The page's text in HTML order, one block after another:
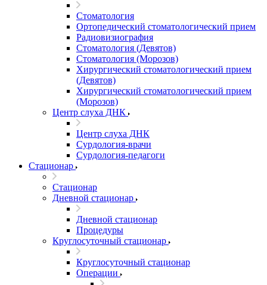
Стоматология
Ортопедический стоматологический прием
Радиовизиография
Стоматология (Девятов)
Стоматология (Морозов)
Хирургический стоматологический прием
(Девятов)
Хирургический стоматологический прием
(Морозов)
Центр слуха ДНК
Центр слуха ДНК
Сурдология-врачи
Сурдология-педагоги
Стационар
Стационар
Дневной стационар
Дневной стационар
Процедуры
Круглосуточный стационар
Круглосуточный стационар
Операции